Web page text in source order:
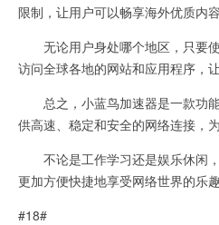
限制，让用户可以畅享海外优质内容
无论用户身处哪个地区，只要
访问全球各地的网站和应用程序，
总之，小蓝鸟加速器是一款功
供高速、稳定和安全的网络连接，
不论是工作学习还是娱乐休闲
更加方便快捷地享受网络世界的乐趣
#18#